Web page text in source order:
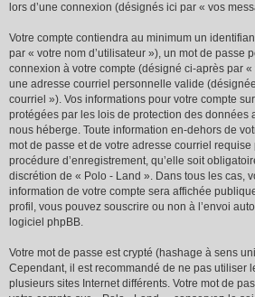
lors d’une connexion (désignés ici par « vos
Votre compte contiendra au minimum un
par « votre nom d’utilisateur »), un mot de passe
connexion à votre compte (désigné ci-après par
une adresse courriel personnelle valide
courriel »). Vos informations pour votre compte
protégées par les lois de protection des données
nous héberge. Toute information en-dehors de
mot de passe et de votre adresse courriel
procédure d’enregistrement, qu’elle soit
discrétion de « Polo - Land ». Dans tous les cas,
information de votre compte sera affichée
profil, vous pouvez souscrire ou non à l’envoi
logiciel phpBB.
Votre mot de passe est crypté (hashage à sens
Cependant, il est recommandé de ne pas utiliser
plusieurs sites Internet différents. Votre mot de